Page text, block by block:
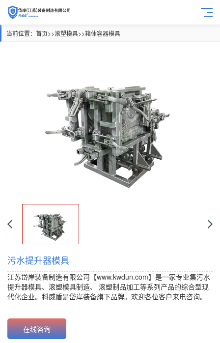
当前位置： 首页>>滚塑模具>>箱体容器模具
污水提升器模具
江苏岱岸装备制造有限公司【www.kwdun.com】是一家专业集污水
提升器模具、 滚塑模具制造、 滚塑制品加工等系列产品的综合型现
代化企业。科威盾是岱岸装备旗下品牌。欢迎各位客户来电咨询。
在线咨询